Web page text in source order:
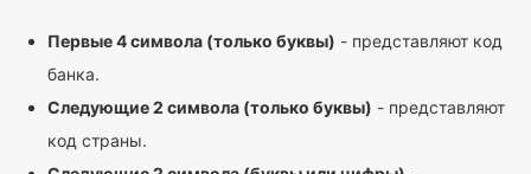
Первые 4 символа (только буквы) - представляют код
банка.
Следующие 2 символа (только буквы) - представляют
код страны.